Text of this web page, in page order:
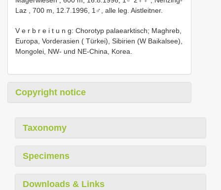
Laz , 700 m, 12.7.1996, 1♂, alle leg. Aistleitner.
V e r b r e i t u n g: Chorotyp palaearktisch; Maghreb,
Europa, Vorderasien ( Türkei), Sibirien (W Baikalsee),
Mongolei, NW- und NE-China, Korea.
Copyright notice
Taxonomy
Specimens
Downloads & Links